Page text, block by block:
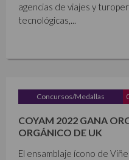
agencias de viajes y
tecnológicas,...
Concursos/Medallas
COYAM 2022 GANA
ORGÁNICO DE UK
El ensamblaje ícono de